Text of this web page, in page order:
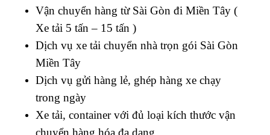
Vận chuyển hàng từ Sài Gòn đi Miền Tây (
Xe tải 5 tấn – 15 tấn )
Dịch vụ xe tải chuyển nhà trọn gói Sài Gòn
Miền Tây
Dịch vụ gửi hàng lẻ, ghép hàng xe chạy
trong ngày
Xe tải, container với đủ loại kích thước vận
chuyển hàng hóa đa dạng